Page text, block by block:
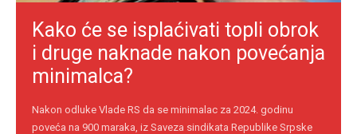
Kako će se isplaćivati topli obrok
i druge naknade nakon povećanja
minimalca?
Nakon odluke Vlade RS da se minimalac za 2024. godinu
poveća na 900 maraka, iz Saveza sindikata Republike Srpske